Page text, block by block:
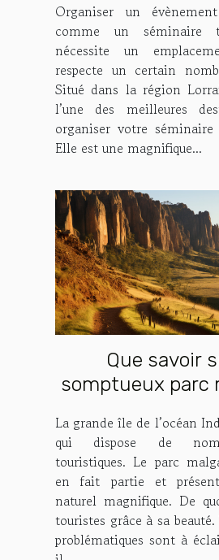
raisons ?
Organiser un
comme un séminaire
nécessite un
respecte un certain
Situé dans la région
l’une des meilleures
organiser votre
Elle est une magnifique...
Que savoir
somptueux parc
La grande île de l’océan
qui dispose de
touristiques. Le parc
en fait partie et
naturel magnifique. De
touristes grâce à sa
problématiques sont à